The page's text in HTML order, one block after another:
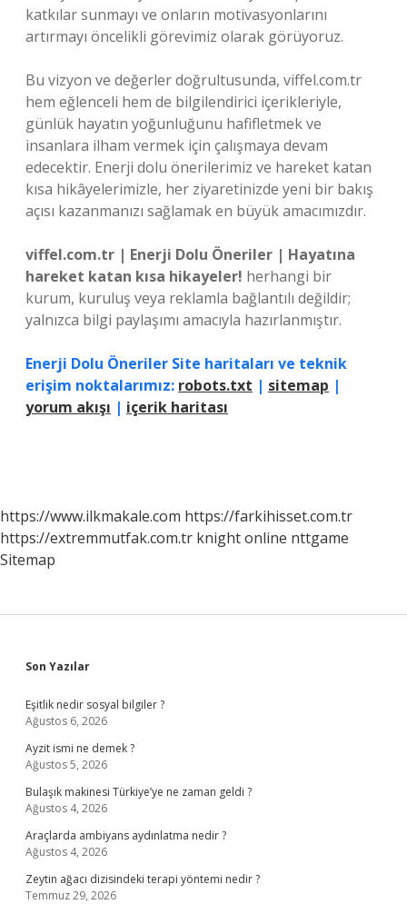
katkılar sunmayı ve onların motivasyonlarını
artırmayı öncelikli görevimiz olarak görüyoruz.
Bu vizyon ve değerler doğrultusunda, viffel.com.tr
hem eğlenceli hem de bilgilendirici içerikleriyle,
günlük hayatın yoğunluğunu hafifletmek ve
insanlara ilham vermek için çalışmaya devam
edecektir. Enerji dolu önerilerimiz ve hareket katan
kısa hikâyelerimizle, her ziyaretinizde yeni bir bakış
açısı kazanmanızı sağlamak en büyük amacımızdır.
viffel.com.tr | Enerji Dolu Öneriler | Hayatına
hareket katan kısa hikayeler! herhangi bir
kurum, kuruluş veya reklamla bağlantılı değildir;
yalnızca bilgi paylaşımı amacıyla hazırlanmıştır.
Enerji Dolu Öneriler Site haritaları ve teknik
erişim noktalarımız: robots.txt | sitemap |
yorum akışı | içerik haritası
https://www.ilkmakale.com https://farkihisset.com.tr
https://extremmutfak.com.tr knight online nttgame
Sitemap
Sidebar
Son Yazılar
Eşitlik nedir sosyal bilgiler ?
Ağustos 6, 2026
Ayzit ismi ne demek ?
Ağustos 5, 2026
Bulaşık makinesi Türkiye’ye ne zaman geldi ?
Ağustos 4, 2026
Araçlarda ambiyans aydınlatma nedir ?
Ağustos 4, 2026
Zeytin ağacı dizisindeki terapi yöntemi nedir ?
Temmuz 29, 2026